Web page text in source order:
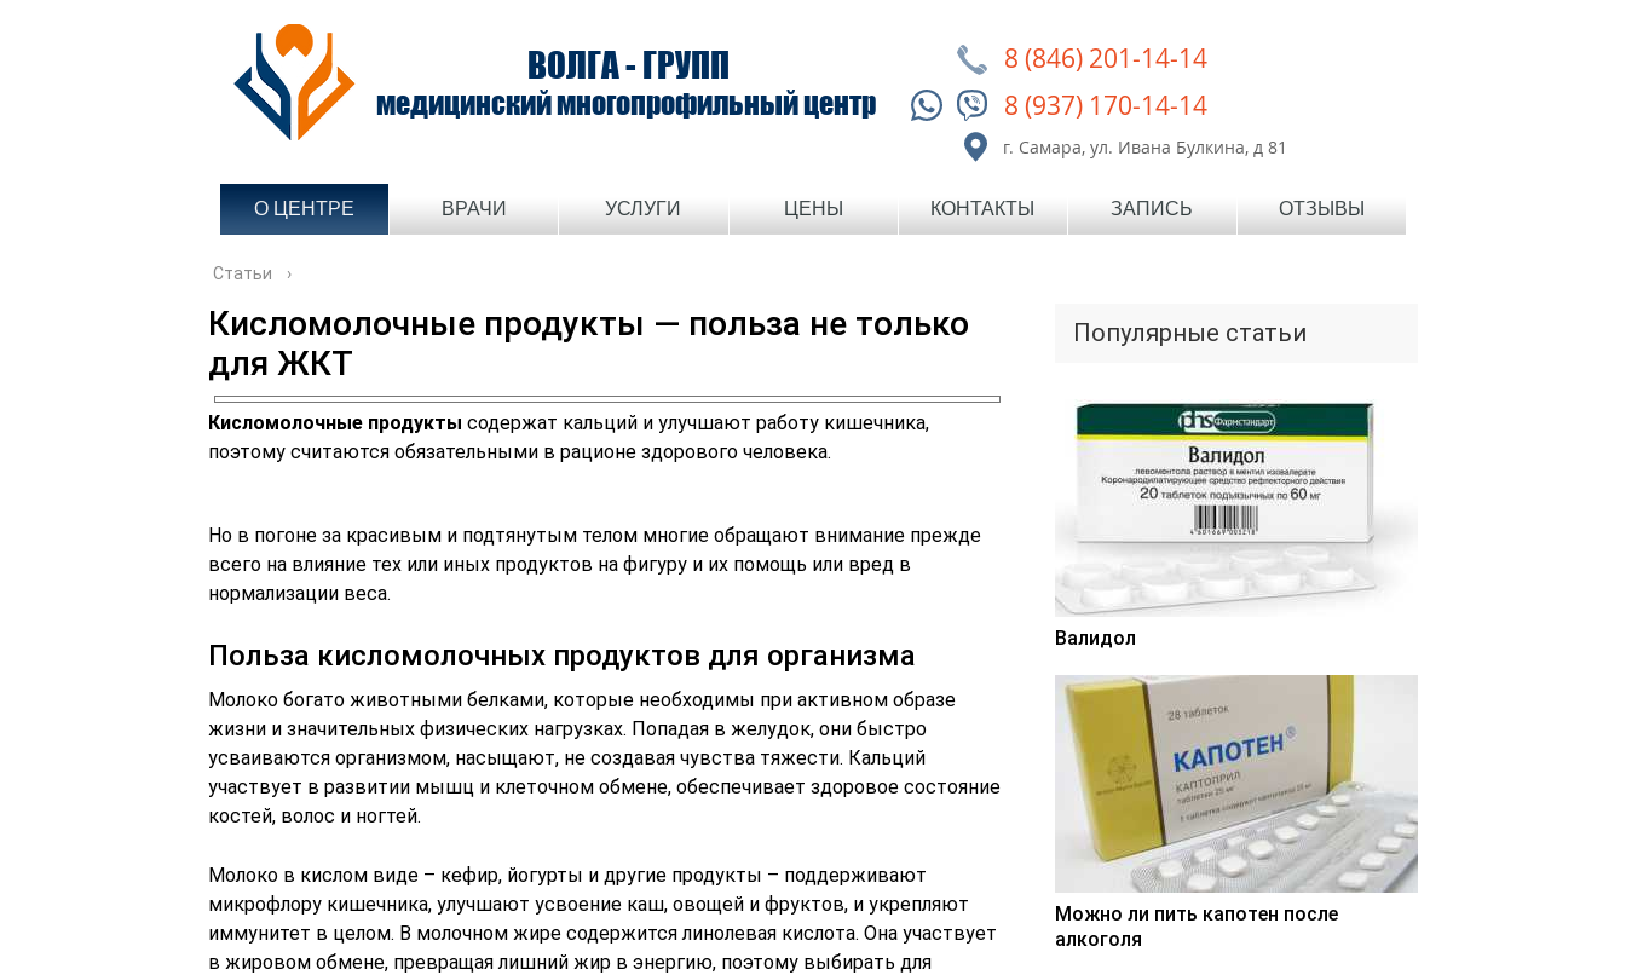
ВОЛГА - ГРУПП
медицинский многопрофильный центр
8 (846) 201-14-14
8 (937) 170-14-14
г. Самара, ул. Ивана Булкина, д 81
О ЦЕНТРЕ ВРАЧИ УСЛУГИ ЦЕНЫ КОНТАКТЫ ЗАПИСЬ ОТЗЫВЫ
Статьи ›
Кисломолочные продукты — польза не только
для ЖКТ
Кисломолочные продукты содержат кальций и улучшают работу кишечника,
поэтому считаются обязательными в рационе здорового человека.
Но в погоне за красивым и подтянутым телом многие обращают внимание прежде
всего на влияние тех или иных продуктов на фигуру и их помощь или вред в
нормализации веса.
Польза кисломолочных продуктов для организма
Молоко богато животными белками, которые необходимы при активном образе
жизни и значительных физических нагрузках. Попадая в желудок, они быстро
усваиваются организмом, насыщают, не создавая чувства тяжести. Кальций
участвует в развитии мышц и клеточном обмене, обеспечивает здоровое состояние
костей, волос и ногтей.
Молоко в кислом виде – кефир, йогурты и другие продукты – поддерживают
микрофлору кишечника, улучшают усвоение каш, овощей и фруктов, и укрепляют
иммунитет в целом. В молочном жире содержится линолевая кислота. Она участвует
в жировом обмене, превращая лишний жир в энергию, поэтому выбирать для
Популярные статьи
Валидол
Можно ли пить капотен после
алкоголя